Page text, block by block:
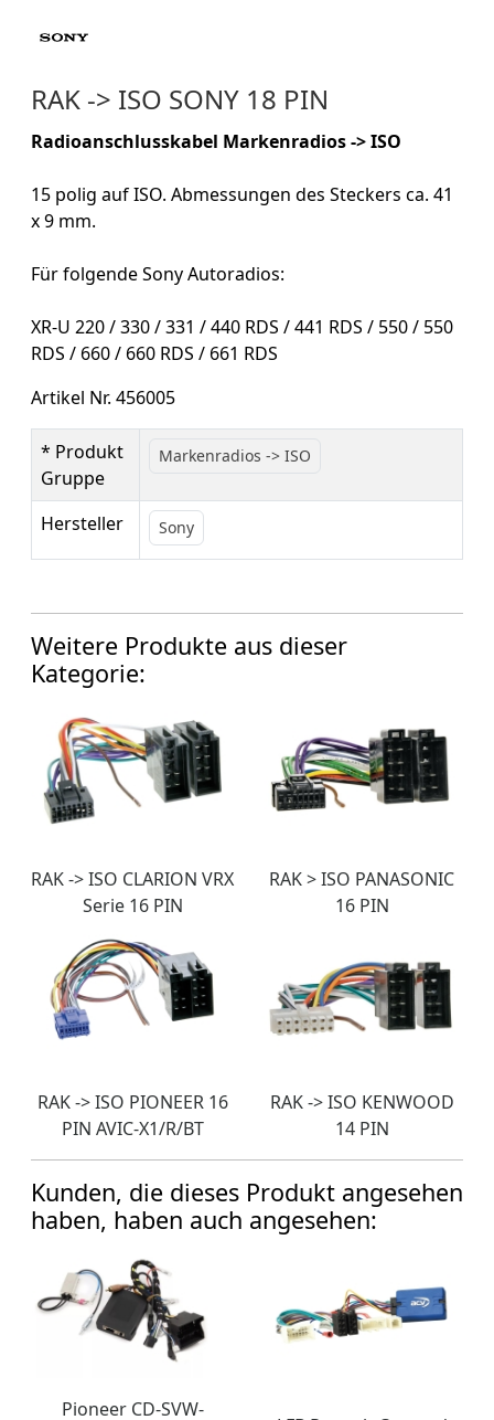
RAK -> ISO SONY 18 PIN
Radioanschlusskabel Markenradios -> ISO
15 polig auf ISO. Abmessungen des Steckers ca. 41
x 9 mm.
Für folgende Sony Autoradios:
XR-U 220 / 330 / 331 / 440 RDS / 441 RDS / 550 / 550
RDS / 660 / 660 RDS / 661 RDS
Artikel Nr. 456005
* Produkt
Gruppe
Markenradios -> ISO
Hersteller Sony
Weitere Produkte aus dieser
Kategorie:
RAK -> ISO CLARION VRX
Serie 16 PIN
RAK > ISO PANASONIC
16 PIN
RAK -> ISO PIONEER 16
PIN AVIC-X1/R/BT
RAK -> ISO KENWOOD
14 PIN
Kunden, die dieses Produkt angesehen
haben, haben auch angesehen:
Pioneer CD-SVW-